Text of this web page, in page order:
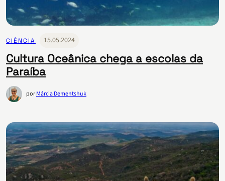
CIÊNCIA 15.05.2024
Cultura Oceânica chega a escolas da
Paraíba
porMárcia Dementshuk